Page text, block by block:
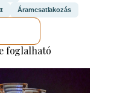
Áramcsatlakozás
foglalható